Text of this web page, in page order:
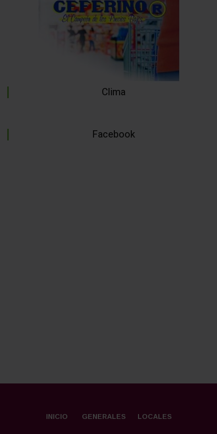
Clima
Facebook
INICIO GENERALES LOCALES